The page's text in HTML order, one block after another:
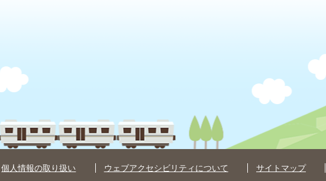
個人情報の取り扱い ウェブアクセシビリティについて サイトマップ